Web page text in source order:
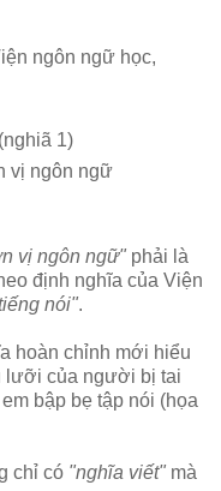
ngôn ngữ học,
1)
vị ngôn ngữ
vị ngôn ngữ" phải là
định nghĩa của Viện
nói".
hoàn chỉnh mới hiểu
lưỡi của người bị tai
bập bẹ tập nói (họa
chỉ có "nghĩa viết" mà